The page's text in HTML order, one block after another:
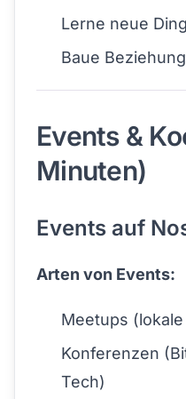
Lerne neue
Baue
Events &
Minuten)
Events auf
Arten von Events:
Meetups
Konferenzen
Tech)